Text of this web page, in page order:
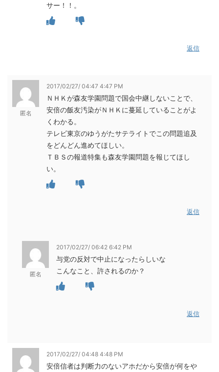
サー！！。
返信
匿名
2017/02/27/ 04:47 4:47 PM
ＮＨＫが森友学園問題で国会中継しないことで、
安倍の飯友汚染がＮＨＫに蔓延していることがよ
くわかる。
テレビ東京のゆうがたサテライトでこの問題追及
をどんどん進めてほしい。
ＴＢＳの報道特集も森友学園問題を報じてほし
い。
返信
匿名
2017/02/27/ 06:42 6:42 PM
与党の反対で中止になったらしいな
こんなこと、許されるのか？
返信
2017/02/27/ 04:48 4:48 PM
安倍信者は判断力のないアホだから安倍が何をや